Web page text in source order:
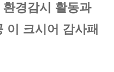
시 활동과
이 크시어 감사패